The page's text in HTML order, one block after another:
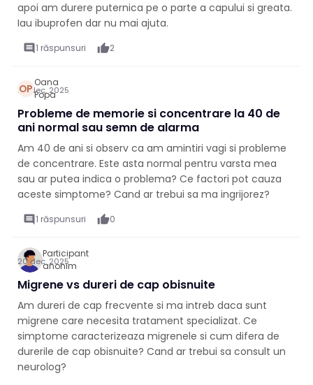
apoi am durere puternica pe o parte a capului si greata.
Iau ibuprofen dar nu mai ajuta.
comment 1 răspunsuri thumb_up2
OP Oana
Popa
20 dec. 2025
Probleme de memorie si concentrare la 40 de
ani normal sau semn de alarma
Am 40 de ani si observ ca am amintiri vagi si probleme
de concentrare. Este asta normal pentru varsta mea
sau ar putea indica o problema? Ce factori pot cauza
aceste simptome? Cand ar trebui sa ma ingrijorez?
comment 1 răspunsuri thumb_up0
Participant
anonim
20 dec. 2025
Migrene vs dureri de cap obisnuite
Am dureri de cap frecvente si ma intreb daca sunt
migrene care necesita tratament specializat. Ce
simptome caracterizeaza migrenele si cum difera de
durerile de cap obisnuite? Cand ar trebui sa consult un
neurolog?